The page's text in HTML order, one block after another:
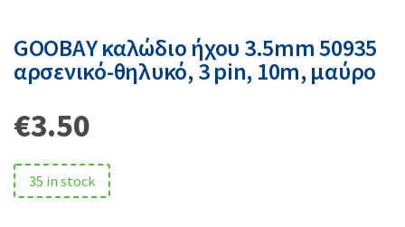
GOOBAY καλώδιο ήχου 3.5mm 50935
αρσενικό-θηλυκό, 3 pin, 10m, μαύρο
€3.50
35 in stock